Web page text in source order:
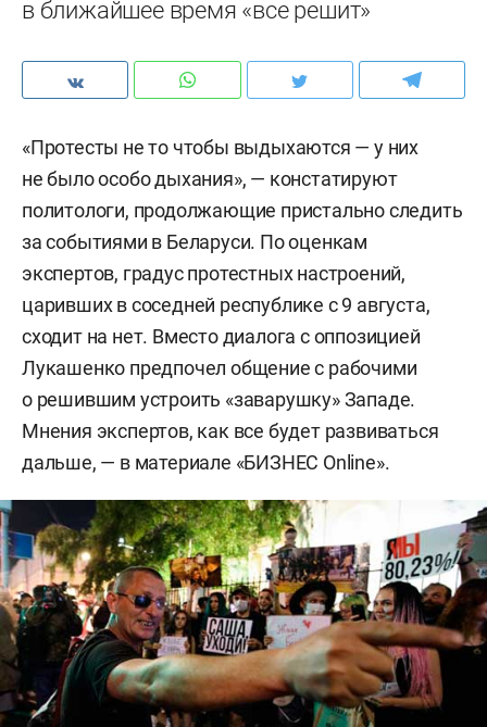
в ближайшее время «все решит»
«Протесты не то чтобы выдыхаются — у них
не было особо дыхания», — констатируют
политологи, продолжающие пристально следить
за событиями в Беларуси. По оценкам
экспертов, градус протестных настроений,
царивших в соседней республике с 9 августа,
сходит на нет. Вместо диалога с оппозицией
Лукашенко предпочел общение с рабочими
о решившим устроить «заварушку» Западе.
Мнения экспертов, как все будет развиваться
дальше, — в материале «БИЗНЕС Online».